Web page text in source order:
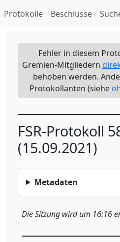
Protokolle Beschlüsse
Fehler in diesem
Gremien-Mitgliedern
behoben werden.
Protokollanten (siehe
FSR-Protokoll
(15.09.2021)
Metadaten
Die Sitzung wird um 16:16